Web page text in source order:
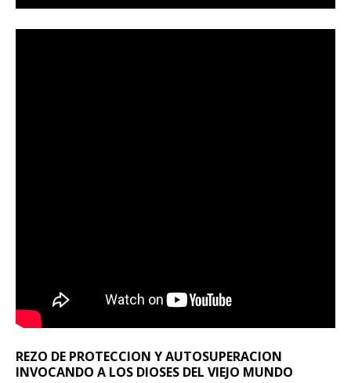
REZO DE PROTECCION Y AUTOSUPERACION
INVOCANDO A LOS DIOSES DEL VIEJO MUNDO